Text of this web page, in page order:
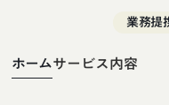
業務提
ホームサービス内容